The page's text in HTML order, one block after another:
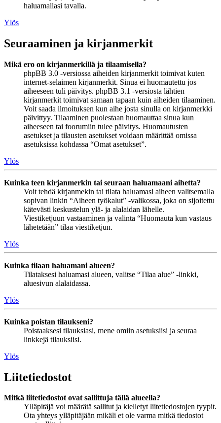
haluamallasi tavalla.
Ylös
Seuraaminen ja kirjanmerkit
Mikä ero on kirjanmerkillä ja tilaamisella?
phpBB 3.0 -versiossa aiheiden kirjanmerkit toimivat kuten
internet-selaimen kirjanmerkit. Sinua ei huomautettu jos
aiheeseen tuli päivitys. phpBB 3.1 -versiosta lähtien
kirjanmerkit toimivat samaan tapaan kuin aiheiden tilaaminen.
Voit saada ilmoituksen kun aihe josta sinulla on kirjanmerkki
päivittyy. Tilaaminen puolestaan huomauttaa sinua kun
aiheeseen tai foorumiin tulee päivitys. Huomautusten
asetukset ja tilausten asetukset voidaan määrittää omissa
asetuksissa kohdassa “Omat asetukset”.
Ylös
Kuinka teen kirjanmerkin tai seuraan haluamaani aihetta?
Voit tehdä kirjanmekin tai tilata haluamasi aiheen valitsemalla
sopivan linkin “Aiheen työkalut” -valikossa, joka on sijoitettu
kätevästi keskustelun ylä- ja alalaidan lähelle.
Viestiketjuun vastaaminen ja valinta “Huomauta kun vastaus
lähetetään” tilaa viestiketjun.
Ylös
Kuinka tilaan haluamani alueen?
Tilataksesi haluamasi alueen, valitse “Tilaa alue” -linkki,
aluesivun alalaidassa.
Ylös
Kuinka poistan tilaukseni?
Poistaaksesi tilauksiasi, mene omiin asetuksiisi ja seuraa
linkkejä tilauksiisi.
Ylös
Liitetiedostot
Mitkä liitetiedostot ovat sallittuja tällä alueella?
Ylläpitäjä voi määrätä sallitut ja kielletyt liitetiedostojen tyypit.
Ota yhteys ylläpitäjään mikäli et ole varma mitkä tiedostot